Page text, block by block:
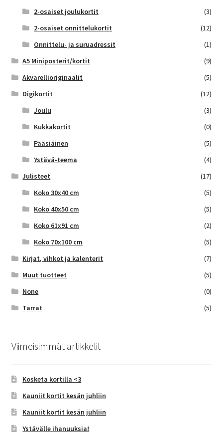
2-osaiset joulukortit
(3)
2-osaiset onnittelukortit
(12)
Onnittelu- ja suruadressit
(1)
A5 Miniposterit/kortit
(9)
Akvarellioriginaalit
(5)
Digikortit
(12)
Joulu
(3)
Kukkakortit
(0)
Pääsiäinen
(5)
Ystävä-teema
(4)
Julisteet
(17)
Koko 30x40 cm
(5)
Koko 40x50 cm
(5)
Koko 61x91 cm
(2)
Koko 70x100 cm
(5)
Kirjat, vihkot ja kalenterit
(7)
Muut tuotteet
(5)
None
(0)
Tarrat
(5)
Viimeisimmät artikkelit
Kosketa kortilla <3
Kauniit kortit kesän juhliin
Kauniit kortit kesän juhliin
Ystävälle ihanuuksia!